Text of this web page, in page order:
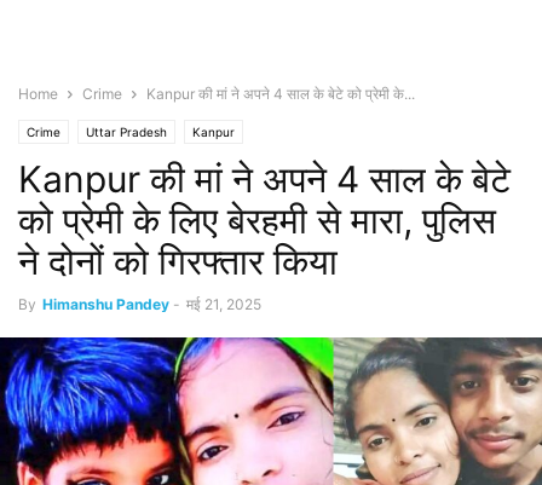
Home Crime Kanpur की मां ने अपने 4 साल के बेटे को प्रेमी के...
Crime Uttar Pradesh Kanpur
Kanpur की मां ने अपने 4 साल के बेटे
को प्रेमी के लिए बेरहमी से मारा, पुलिस
ने दोनों को गिरफ्तार किया
By Himanshu Pandey - मई 21, 2025